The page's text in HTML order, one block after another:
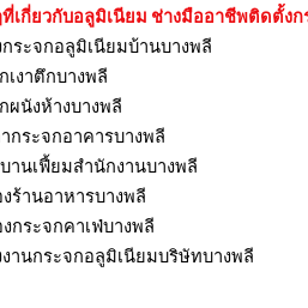
เกี่ยวกับอลูมิเนียม ช่างมืออาชีพติดตั้ง
ระจกอลูมิเนียมบ้านบางพลี
เงาตึกบางพลี
ผนังห้างบางพลี
กระจกอาคารบางพลี
านเฟี้ยมสำนักงานบางพลี
ร้านอาหารบางพลี
กระจกคาเฟ่บางพลี
านกระจกอลูมิเนียมบริษัทบางพลี